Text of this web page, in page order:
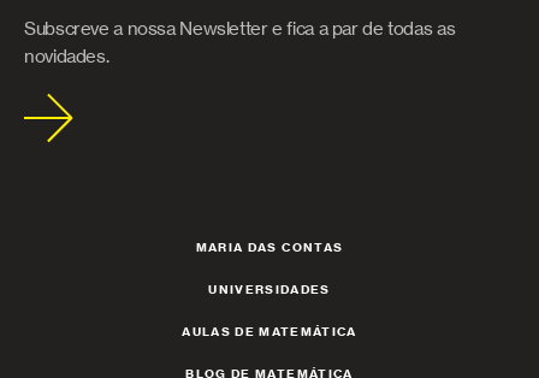
Subscreve a nossa Newsletter e fica a par de todas as
novidades.
MARIA DAS CONTAS
UNIVERSIDADES
AULAS DE MATEMÁTICA
BLOG DE MATEMÁTICA